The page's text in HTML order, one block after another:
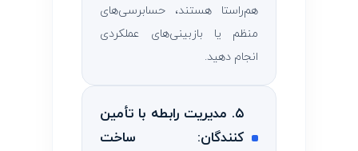
هم‌راستا هستند، حسابرسی‌های
منظم یا بازبینی‌های عملکردی
انجام دهید.
۵. مدیریت رابطه با تأمین
‌کنندگان: ساخت